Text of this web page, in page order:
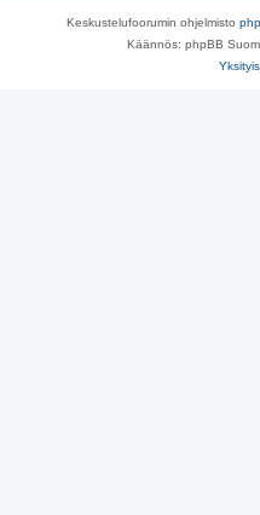
Keskustelufoorumin ohjelmisto
Käännös: phpBB